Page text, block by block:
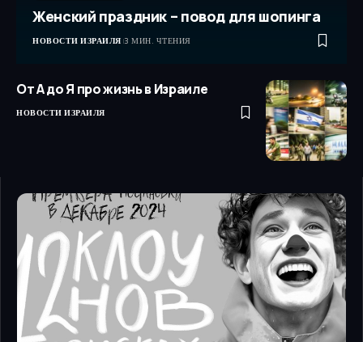
Женский праздник – повод для шопинга
НОВОСТИ ИЗРАИЛЯ 3 МИН. ЧТЕНИЯ
От А до Я про жизнь в Израиле
НОВОСТИ ИЗРАИЛЯ